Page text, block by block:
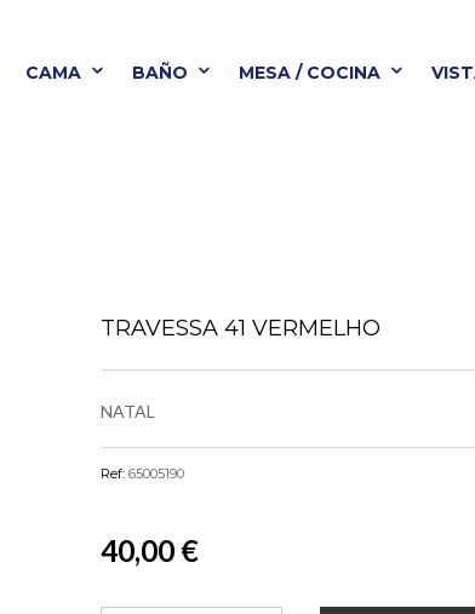
CAMA BAÑO MESA / COCINA
TRAVESSA 41 VERMELHO
NATAL
Ref: 65005190
40,00 €